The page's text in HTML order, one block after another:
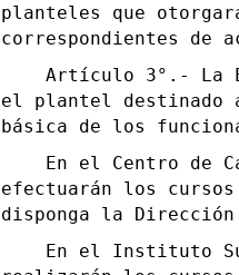
planteles que
correspondientes de
Artículo 3°.- La
el plantel destinado
básica de los
En el Centro de
efectuarán los
disponga la Dirección
En el Instituto